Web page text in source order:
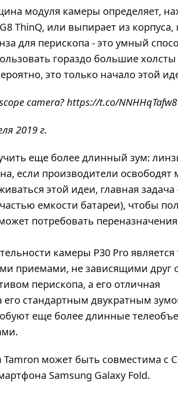
модуля камеры определяет,
ThinQ, или выпирает из корпуса,
для перископа - это умный
гораздо большие холсты
это только начало этой
camera?https://t.co/NNHHqTafw8
2019 г.
еще более длинный зум:
если производители освободят
этой идеи, главная
емкости батареи), чтобы
потребовать
камеры P30 Pro является
приемами, не зависящими друг
перископа, а его отличная
стандартным двукратным
еще более длинные
может быть совместима с
Samsung Galaxy Fold.